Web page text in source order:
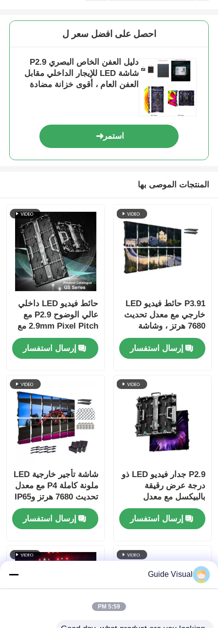
احصل على افضل سعر ل
دليل العفن الخاص البصري P2.9
شاشة LED للإيجار الداخلي مقابل
العفن العام ، أقوى خزانة مضادة
استمر
المنتجات الموصى بها
P3.91 حائط فيديو LED
خارجي مع معدل تحديث
7680 هرتز ، وشاشة
ملونة كاملة ، وحماية
IP65 للحفلات الموسيقية
والأحداث المسرحية
إرسال استفسار
حائط فيديو LED داخلي
عالي الوضوح P2.9 مع
2.9mm Pixel Pitch مع
معدل تحديث 3840 هرتز
و 4500cd / sqm
Brightness
إرسال استفسار
P2.9 جدار فيديو LED ذو
درجة عرض رقيقة
بالبيكسل مع معدل
تحديث عالي 7680 هرتز
وحماية طاقة وإشارة
مزدوجة لأحداث المسرح
إرسال استفسار
شاشة تأجير خارجية LED
ملونة كاملة P4 مع معدل
تحديث 7680 هرتز وIP65
مقاومة للماء لعرض جدار
الفيديو عالي الدقة
إرسال استفسار
Guide Visual
5:59 PM